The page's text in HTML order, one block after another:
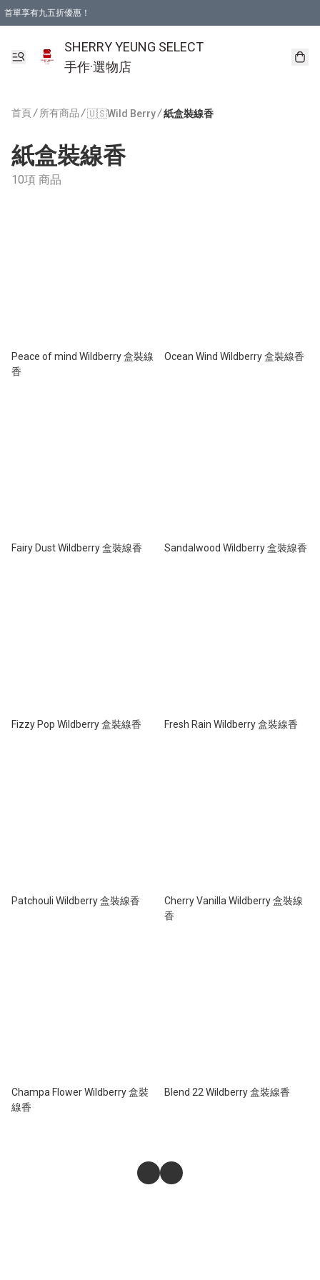
首單享有九五折優惠！
SHERRY YEUNG SELECT
手作·選物店
首頁/ 所有商品 /🇺🇸Wild Berry/紙盒裝線香
紙盒裝線香
10項 商品
Peace of mind Wildberry 盒裝線
香
Ocean Wind Wildberry 盒裝線香
Fairy Dust Wildberry 盒裝線香 Sandalwood Wildberry 盒裝線香
Fizzy Pop Wildberry 盒裝線香 Fresh Rain Wildberry 盒裝線香
Patchouli Wildberry 盒裝線香
Cherry Vanilla Wildberry 盒裝線
香
Champa Flower Wildberry 盒裝
線香
Blend 22 Wildberry 盒裝線香